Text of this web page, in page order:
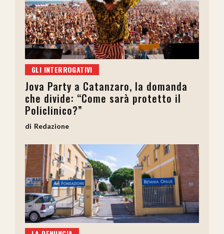
GLI INTERROGATIVI
Jova Party a Catanzaro, la domanda
che divide: “Come sarà protetto il
Policlinico?”
Redazione